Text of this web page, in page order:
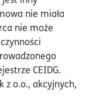
nie miała
nie może
CEIDG.
z o.o., akcyjnych,